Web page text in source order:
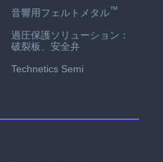
音響用フェルトメタル™
過圧保護ソリューション：
破裂板、安全弁
Technetics Semi